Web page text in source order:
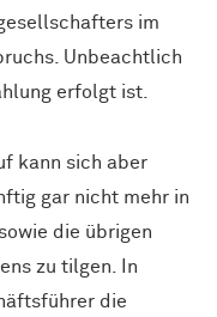
im
Unbeachtlich
erfolgt ist.
kann sich aber
gar nicht mehr in
die übrigen
zu tilgen. In
die